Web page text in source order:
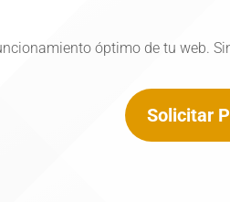
óptimo de tu web.
Solicitar